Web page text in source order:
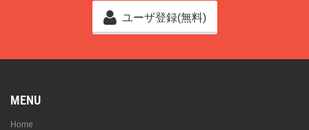
ユーザ登録(無料)
MENU
Home